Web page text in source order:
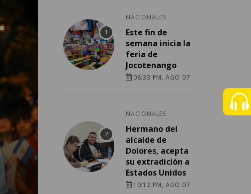
NACIONALES
Este fin de
semana inicia la
feria de
Jocotenango
08:33 PM, AGO 07
NACIONALES
Hermano del
alcalde de
Dolores, acepta
su extradición a
Estados Unidos
10:12 PM, AGO 07